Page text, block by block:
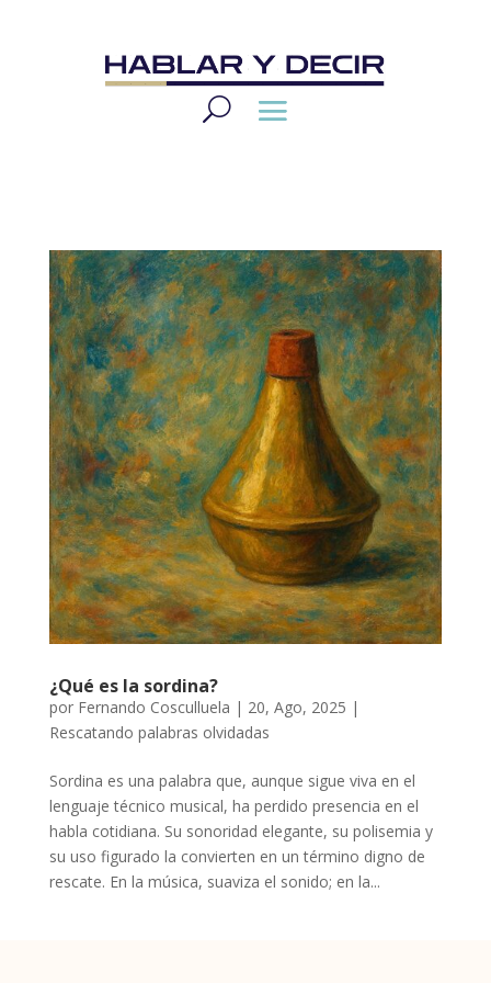
¿Qué es la sordina?
por Fernando Cosculluela | 20, Ago, 2025 |
Rescatando palabras olvidadas
Sordina es una palabra que, aunque sigue viva en el
lenguaje técnico musical, ha perdido presencia en el
habla cotidiana. Su sonoridad elegante, su polisemia y
su uso figurado la convierten en un término digno de
rescate. En la música, suaviza el sonido; en la...